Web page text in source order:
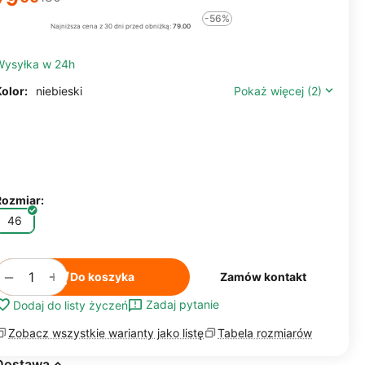
Najniższa cena z 30 dni przed obniżką: 79.00
-56%
w 24h
niebieski Pokaż więcej (2)
46
+
− Do koszyka Zamów kontakt
Dodaj do listy życzeń Zadaj pytanie
Zobacz wszystkie warianty jako listę Tabela rozmiarów